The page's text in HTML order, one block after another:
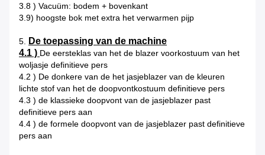
3.8 ) Vacuüm: bodem + bovenkant
3.9) hoogste bok met extra het verwarmen pijp
5. De toepassing van de machine
4.1 ) De eersteklas van het de blazer voorkostuum van het
woljasje definitieve pers
4.2 ) De donkere van de het jasjeblazer van de kleuren
lichte stof van het de doopvontkostuum definitieve pers
4.3 ) de klassieke doopvont van de jasjeblazer past
definitieve pers aan
4.4 ) de formele doopvont van de jasjeblazer past definitieve
pers aan